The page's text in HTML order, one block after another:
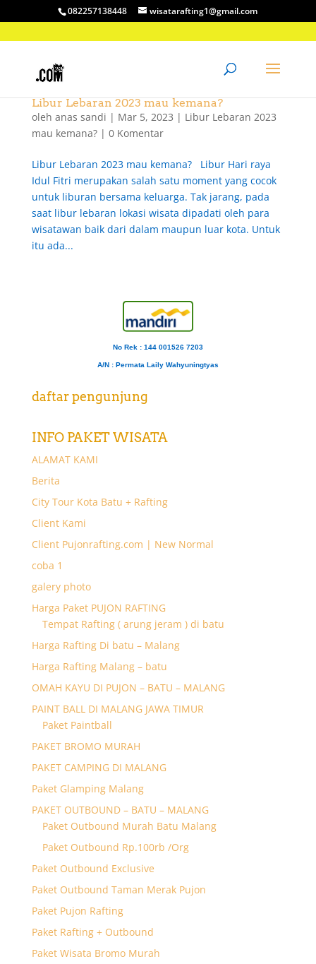
082257138448 wisatarafting1@gmail.com
Libur Lebaran 2023 mau kemana?
oleh anas sandi | Mar 5, 2023 | Libur Lebaran 2023
mau kemana?| 0 Komentar
Libur Lebaran 2023 mau kemana? Libur Hari raya
Idul Fitri merupakan salah satu moment yang cocok
untuk liburan bersama keluarga. Tak jarang, pada
saat libur lebaran lokasi wisata dipadati oleh para
wisatawan baik dari dalam maupun luar kota. Untuk
itu ada...
No Rek : 144 001526 7203
A/N : Permata Laily Wahyuningtyas
daftar pengunjung
INFO PAKET WISATA
ALAMAT KAMI
Berita
City Tour Kota Batu + Rafting
Client Kami
Client Pujonrafting.com | New Normal
coba 1
galery photo
Harga Paket PUJON RAFTING
Tempat Rafting ( arung jeram ) di batu
Harga Rafting Di batu – Malang
Harga Rafting Malang – batu
OMAH KAYU DI PUJON – BATU – MALANG
PAINT BALL DI MALANG JAWA TIMUR
Paket Paintball
PAKET BROMO MURAH
PAKET CAMPING DI MALANG
Paket Glamping Malang
PAKET OUTBOUND – BATU – MALANG
Paket Outbound Murah Batu Malang
Paket Outbound Rp.100rb /Org
Paket Outbound Exclusive
Paket Outbound Taman Merak Pujon
Paket Pujon Rafting
Paket Rafting + Outbound
Paket Wisata Bromo Murah